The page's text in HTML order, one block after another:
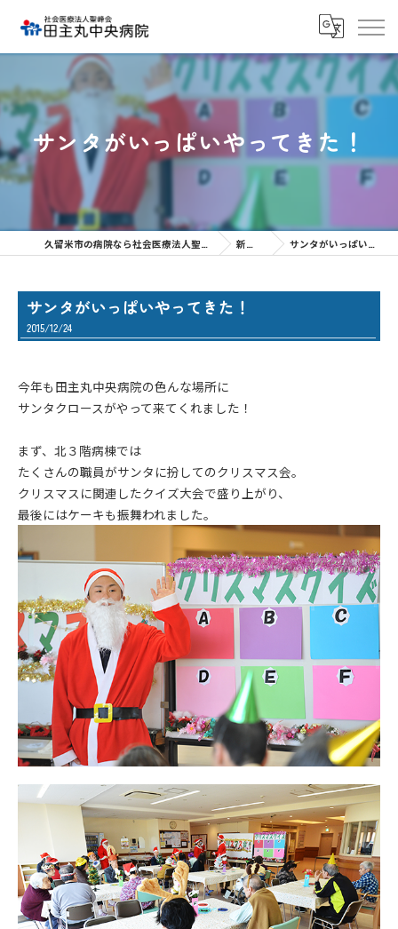
サンタがいっぱいやってきた！
新着情報 サンタがいっぱいやってきた！
サンタがいっぱいやってきた！
2015/12/24
今年も田主丸中央病院の色んな場所に
サンタクロースがやって来てくれました！
まず、北３階病棟では
たくさんの職員がサンタに扮してのクリスマス会。
クリスマスに関連したクイズ大会で盛り上がり、
最後にはケーキも振舞われました。